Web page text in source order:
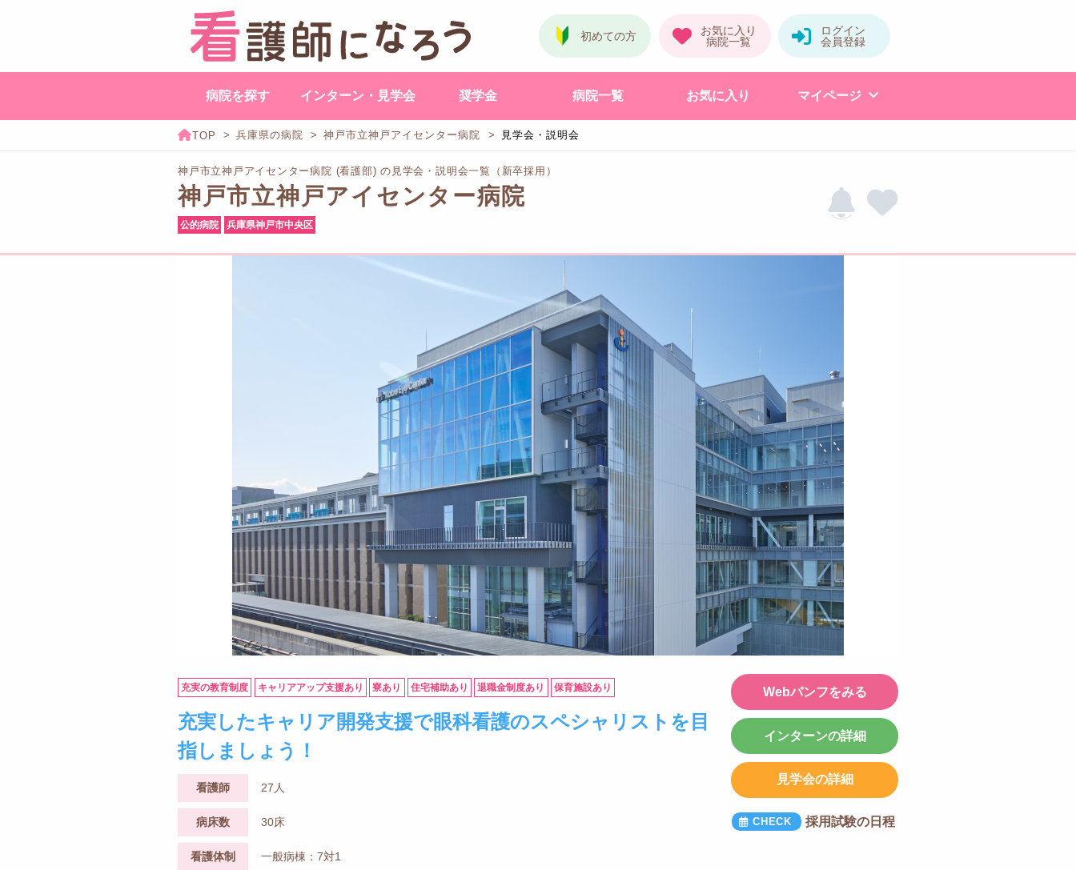
病院を探す インターン・見学会 奨学金 病院一覧 お気に入り マイページ
兵庫県の病院 神戸市立神戸アイセンター病院 見学会・説明会
神戸市立神戸アイセンター病院 (看護部) の見学会・説明会一覧（新卒採用）
神戸市立神戸アイセンター病院
公的病院 兵庫県神戸市中央区
充実の教育制度 キャリアアップ支援あり 寮あり 住宅補助あり 退職金制度あり 保育施設あり
充実したキャリア開発支援で眼科看護のスペシャリストを目
指しましょう！
看護師 27人
病床数 30床
看護体制 一般病棟：7対1
Webパンフをみる
インターンの詳細
見学会の詳細
採用試験の日程